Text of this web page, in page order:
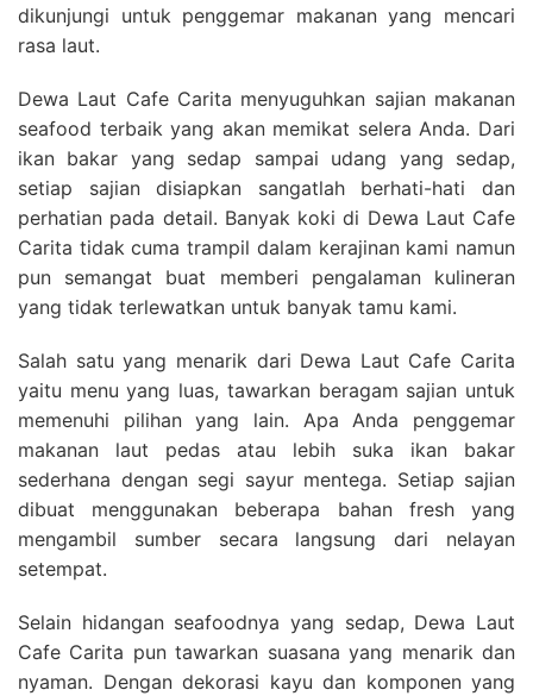
dikunjungi untuk penggemar makanan yang mencari
rasa laut.
Dewa Laut Cafe Carita menyuguhkan sajian makanan
seafood terbaik yang akan memikat selera Anda. Dari
ikan bakar yang sedap sampai udang yang sedap,
setiap sajian disiapkan sangatlah berhati-hati dan
perhatian pada detail. Banyak koki di Dewa Laut Cafe
Carita tidak cuma trampil dalam kerajinan kami namun
pun semangat buat memberi pengalaman kulineran
yang tidak terlewatkan untuk banyak tamu kami.
Salah satu yang menarik dari Dewa Laut Cafe Carita
yaitu menu yang luas, tawarkan beragam sajian untuk
memenuhi pilihan yang lain. Apa Anda penggemar
makanan laut pedas atau lebih suka ikan bakar
sederhana dengan segi sayur mentega. Setiap sajian
dibuat menggunakan beberapa bahan fresh yang
mengambil sumber secara langsung dari nelayan
setempat.
Selain hidangan seafoodnya yang sedap, Dewa Laut
Cafe Carita pun tawarkan suasana yang menarik dan
nyaman. Dengan dekorasi kayu dan komponen yang